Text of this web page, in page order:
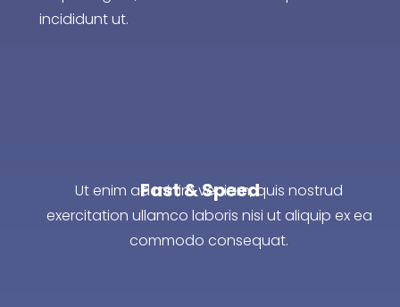
incididunt ut.
Fast & Speed
Ut enim ad minim veniam, quis nostrud
exercitation ullamco laboris nisi ut aliquip ex ea
commodo consequat.